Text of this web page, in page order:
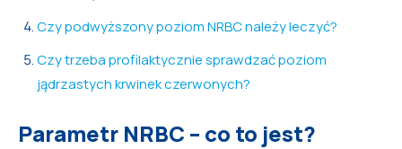
Czy podwyższony poziom NRBC należy leczyć?
Czy trzeba profilaktycznie sprawdzać poziom
jądrzastych krwinek czerwonych?
Parametr NRBC – co to jest?